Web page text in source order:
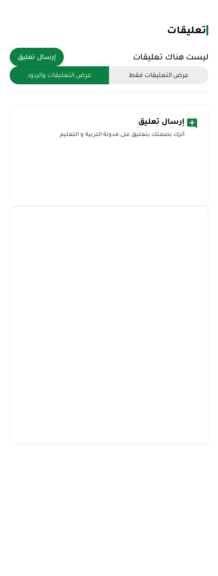
تعليقات
ليست هناك تعليقات إرسال تعليق
عرض التعليقات فقط عرض التعليقات والردود
إرسال تعليق
أترك بصمتك بتعليق على مدونة التربية و التعليم